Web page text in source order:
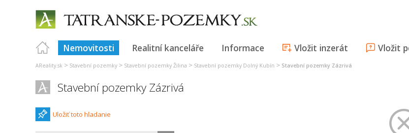
Nemovitosti Realitní kanceláře Informace Vložit inzerát Vložit
AReality.sk > Stavební pozemky > Stavební pozemky Žilina > Stavební pozemky Dolný Kubín > Stavební pozemky Zázrivá
Stavební pozemky Zázrivá
Uložiť toto hladanie